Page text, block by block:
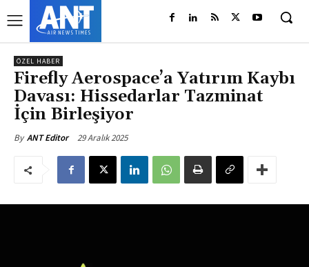
ÖZEL HABER
Firefly Aerospace’a Yatırım Kaybı
Davası: Hissedarlar Tazminat
İçin Birleşiyor
By ANT Editor 29 Aralık 2025